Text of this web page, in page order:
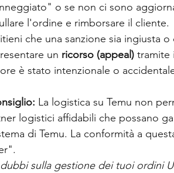
o se non ci sono
l'ordine e rimborsare il cliente.
che una sanzione sia ingiusta
un ricorso (appeal) tramite
è stato intenzionale o
La logistica su Temu non
logistici affidabili che possano
di Temu. La conformità a
sulla gestione dei tuoi ordini